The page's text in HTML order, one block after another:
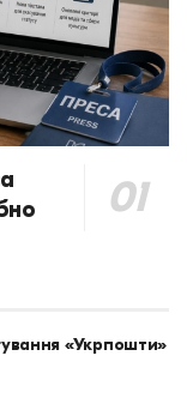
«Укрпошти»